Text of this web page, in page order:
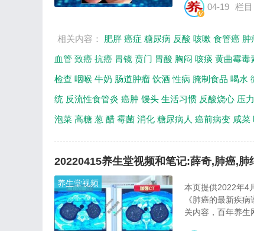
04-19 栏
相关内容： 肥胖 癌症 糖尿病 反酸 咳嗽 食管癌 肿
血管 致癌 抗癌 胃镜 贲门 胃酸 胸闷 咳痰 黄曲霉毒
检查 咽喉 牛奶 肠道肿瘤 饮酒 性病 腌制食品 喝水
统 反流性食管炎 癌肿 馒头 生活习惯 反酸烧心 压力
泡菜 高糖 葱 醋 霉菌 消化 糖尿病人 癌前病变 咸菜
20220415养生堂视频和笔记:薛奇,肺癌,肺
养生堂视频
本页提供2022年4
《肺癌的最新疾
关内容，百年养生